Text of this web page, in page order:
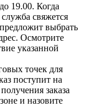
19.00. Когда
свяжется
выбрать
Осмотрите
указанной
точек для
поступит на
заказа
и назовите